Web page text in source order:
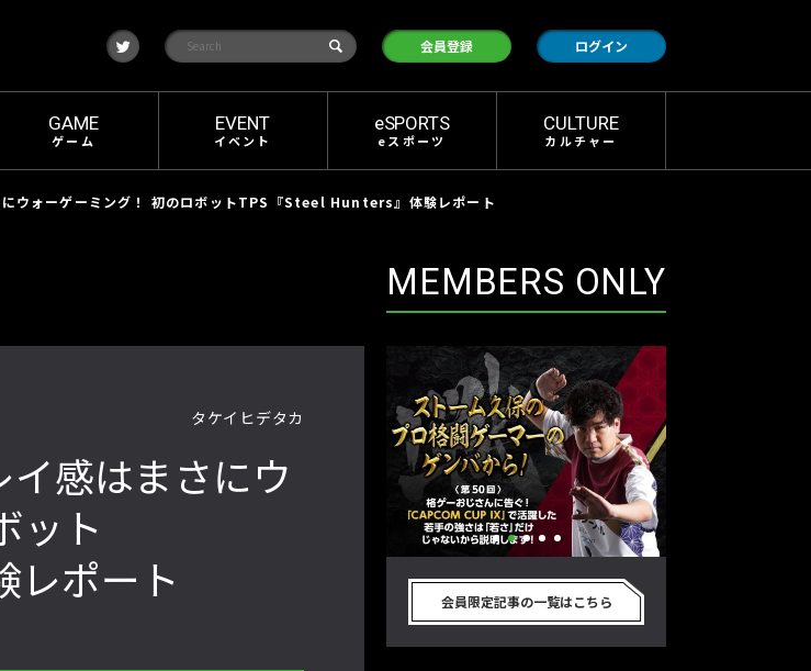
t
w
i
t
検
会員登録 ログイン
GAME
ゲーム
EVENT
イベント
eSPORTS
eスポーツ
CULTURE
カルチャー
にウォーゲーミング！ 初のロボットTPS『Steel Hunters』体験レポート
タケイヒデタカ
感はまさにウ
ット
レポート
MEMBERS ONLY
別のゲーム
真剣に考
格ゲーおじさんに告ぐ！「CAPCOM
CUP IX」で活躍した若手の強さは
グランドファイナル」覚悟を決めたカ
ワノ選手の攻略を解説！【ストーム久
会員限定記事の一覧はこちら